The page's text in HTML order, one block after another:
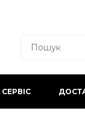
СЕРВІС